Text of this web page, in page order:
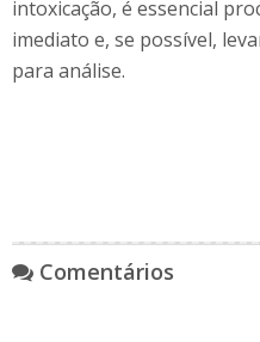
intoxicação, é essencial
imediato e, se possível,
para análise.
Comentários